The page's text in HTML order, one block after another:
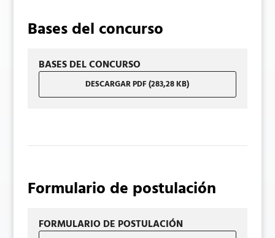
Bases del concurso
BASES DEL CONCURSO
DESCARGAR PDF (283,28 KB)
Formulario de postulación
FORMULARIO DE POSTULACIÓN